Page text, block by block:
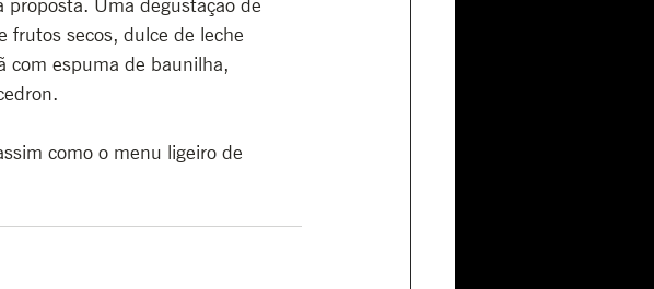
proposta. Uma degustação de
frutos secos, dulce de leche
com espuma de baunilha,
como o menu ligeiro de